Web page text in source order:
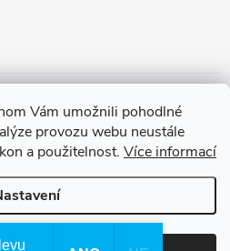
Vám umožnili pohodlné
provozu webu neustále
a použitelnost. Více informací
Doprava a platba Tříletá záruka
. Všechna práva vyhrazena.